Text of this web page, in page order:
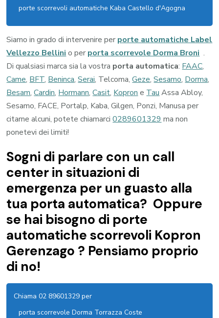
porte scorrevoli automatiche Kaba Castello d'Agogna
Siamo in grado di intervenire per porte automatiche Label
Vellezzo Bellinio per porta scorrevole Dorma Broni .
Di qualsiasi marca sia la vostra porta automatica:FAAC,
Came,BFT,Beninca,Serai, Telcoma,Geze,Sesamo,Dorma,
Besam,Cardin,Hormann,Casit,KoproneTauAssa Abloy,
Sesamo, FACE, Portalp, Kaba, Gilgen, Ponzi, Manusa per
citarne alcuni, potete chiamarci0289601329ma non
ponetevi dei limiti!
Sogni di parlare con un call
center in situazioni di
emergenza per un guasto alla
tua porta automatica? Oppure
se hai bisogno di porte
automatiche scorrevoli Kopron
Gerenzago ? Pensiamo proprio
di no!
Chiama 02 89601329 per
porta scorrevole Dorma Torrazza Coste